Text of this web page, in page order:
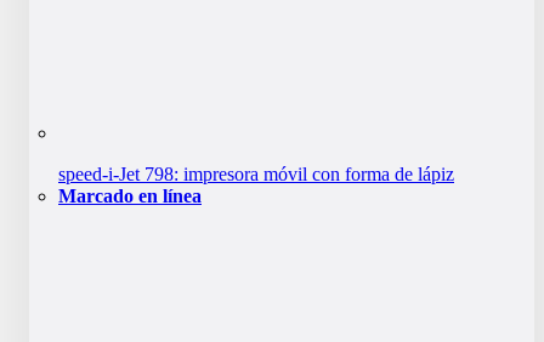
speed-i-Jet 798: impresora móvil con forma de lápiz
Marcado en línea